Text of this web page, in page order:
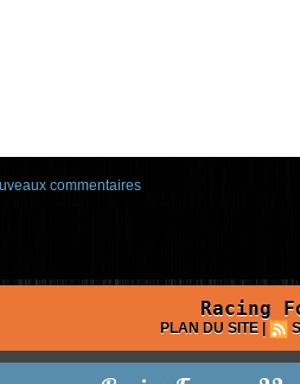
commentaires
Racing
PLAN DU SITE |